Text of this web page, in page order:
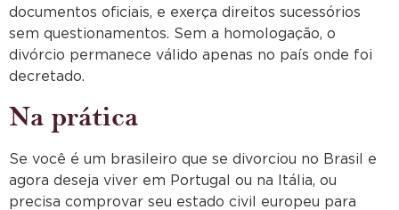
documentos oficiais, e exerça direitos sucessórios
sem questionamentos. Sem a homologação, o
divórcio permanece válido apenas no país onde foi
decretado.
Na prática
Se você é um brasileiro que se divorciou no Brasil e
agora deseja viver em Portugal ou na Itália, ou
precisa comprovar seu estado civil europeu para